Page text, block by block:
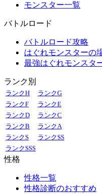
モンスター一覧
バトルロード
バトルロード攻略
はぐれモンスターの
最強はぐれモンスタ
ランク別
ランクH
ランクG
ランクF
ランクE
ランクD
ランクC
ランクB
ランクA
ランクS
ランクSS
ランクSSS
性格
性格一覧
性格診断のおすすめ